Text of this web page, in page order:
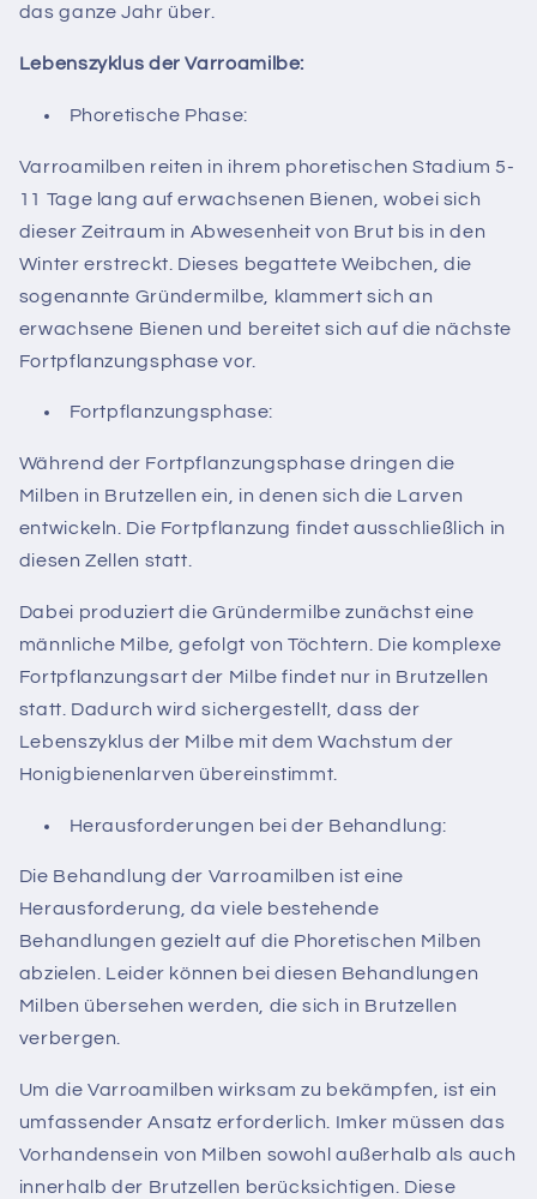
das ganze Jahr über.
Lebenszyklus der Varroamilbe:
Phoretische Phase:
Varroamilben reiten in ihrem phoretischen Stadium 5-
11 Tage lang auf erwachsenen Bienen, wobei sich
dieser Zeitraum in Abwesenheit von Brut bis in den
Winter erstreckt. Dieses begattete Weibchen, die
sogenannte Gründermilbe, klammert sich an
erwachsene Bienen und bereitet sich auf die nächste
Fortpflanzungsphase vor.
Fortpflanzungsphase:
Während der Fortpflanzungsphase dringen die
Milben in Brutzellen ein, in denen sich die Larven
entwickeln. Die Fortpflanzung findet ausschließlich in
diesen Zellen statt.
Dabei produziert die Gründermilbe zunächst eine
männliche Milbe, gefolgt von Töchtern. Die komplexe
Fortpflanzungsart der Milbe findet nur in Brutzellen
statt. Dadurch wird sichergestellt, dass der
Lebenszyklus der Milbe mit dem Wachstum der
Honigbienenlarven übereinstimmt.
Herausforderungen bei der Behandlung:
Die Behandlung der Varroamilben ist eine
Herausforderung, da viele bestehende
Behandlungen gezielt auf die Phoretischen Milben
abzielen. Leider können bei diesen Behandlungen
Milben übersehen werden, die sich in Brutzellen
verbergen.
Um die Varroamilben wirksam zu bekämpfen, ist ein
umfassender Ansatz erforderlich. Imker müssen das
Vorhandensein von Milben sowohl außerhalb als auch
innerhalb der Brutzellen berücksichtigen. Diese